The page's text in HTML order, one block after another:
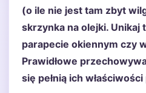
(o ile nie jest tam zbyt
skrzynka na olejki. Unikaj
parapecie okiennym czy
Prawidłowe
się pełnią ich